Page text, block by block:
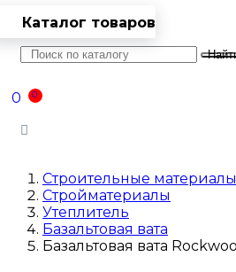
Каталог товаров
0
0
Строительные
Стройматериалы
Утеплитель
Базальтовая вата
Базальтовая вата